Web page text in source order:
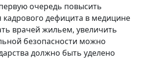
очередь повысить
дефицита в медицине
врачей жильем, увеличить
безопасности можно
должно быть уделено